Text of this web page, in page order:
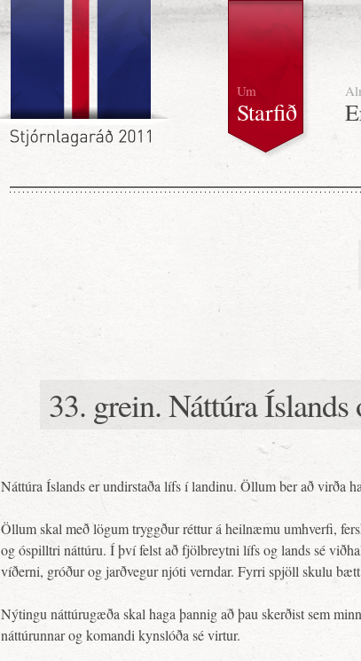
Um
Starfið
33. grein. Náttúra
Náttúra Íslands er undirstaða lífs í landinu. Öllum ber að virða
Öllum skal með lögum tryggður réttur á heilnæmu umhverfi,
og óspilltri náttúru. Í því felst að fjölbreytni lífs og lands sé
víðerni, gróður og jarðvegur njóti verndar. Fyrri spjöll skulu
Nýtingu náttúrugæða skal haga þannig að þau skerðist sem
náttúrunnar og komandi kynslóða sé virtur.